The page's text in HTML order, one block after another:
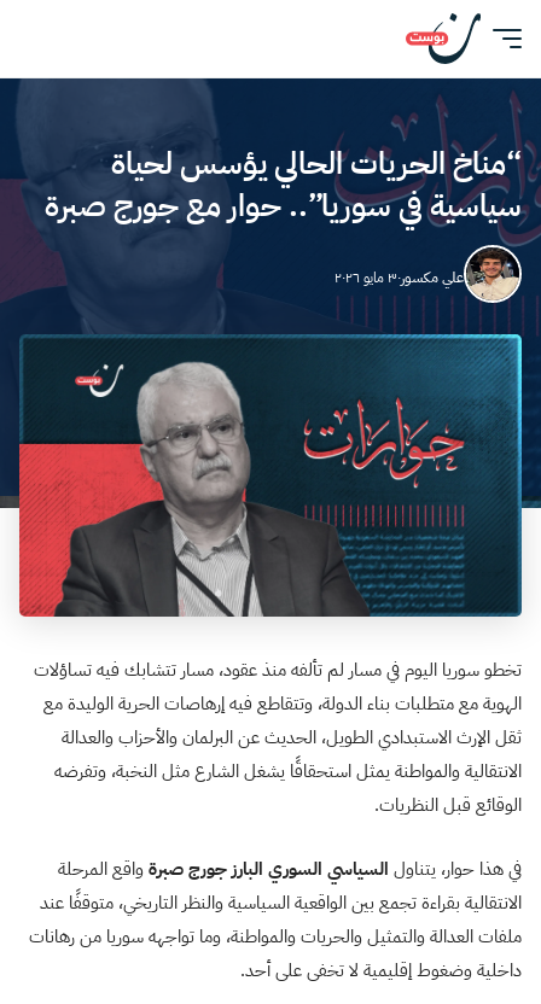
“مناخ الحريات الحالي يؤسس لحياة
سياسية في سوريا”.. حوار مع جورج صبرة
علي مكسور٣٠ مايو ٢٠٢٦
تخطو سوريا اليوم في مسار لم تألفه منذ عقود، مسار تتشابك فيه تساؤلات
الهوية مع متطلبات بناء الدولة، وتتقاطع فيه إرهاصات الحرية الوليدة مع
ثقل الإرث الاستبدادي الطويل، الحديث عن البرلمان والأحزاب والعدالة
الانتقالية والمواطنة يمثل استحقاقًا يشغل الشارع مثل النخبة، وتفرضه
الوقائع قبل النظريات.
في هذا حوار، يتناول السياسي السوري البارز جورج صبرةواقع المرحلة
الانتقالية بقراءة تجمع بين الواقعية السياسية والنظر التاريخي، متوقفًا عند
ملفات العدالة والتمثيل والحريات والمواطنة، وما تواجهه سوريا من رهانات
داخلية وضغوط إقليمية لا تخفى على أحد.